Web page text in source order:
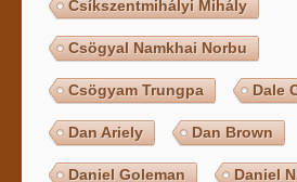
Csíkszentmihályi Mihály
Csögyal Namkhai Norbu
Csögyam Trungpa Dale
Dan Ariely Dan Brown
Daniel Goleman Daniel